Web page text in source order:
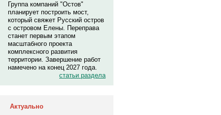
Группа компаний "Остов"
планирует построить мост,
который свяжет Русский остров
с островом Елены. Переправа
станет первым этапом
масштабного проекта
комплексного развития
территории. Завершение работ
намечено на конец 2027 года.
статьи раздела
Актуально